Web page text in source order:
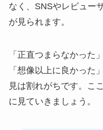
なく、SNSやレビュー
が見られます。
「正直つまらなかった
「想像以上に良かった
見は割れがちです。こ
に見ていきましょう。